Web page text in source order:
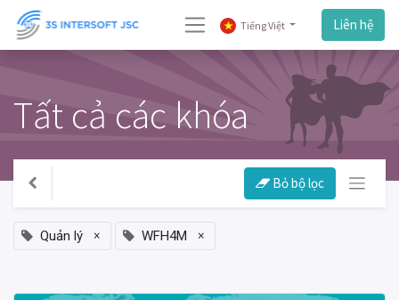
Tiếng Việt Liên hệ
Tất cả các khóa
Bỏ bộ lọc
Quản lý × WFH4M ×